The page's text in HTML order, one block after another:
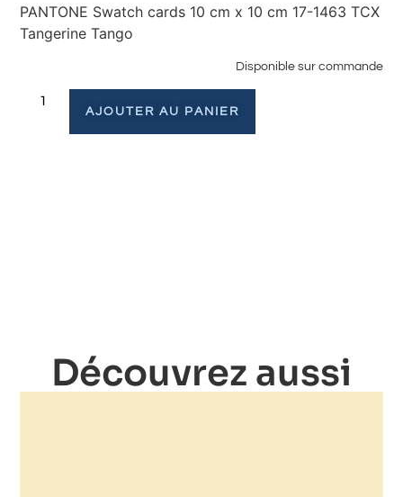
PANTONE Swatch cards 10 cm x 10 cm 17-1463 TCX
Tangerine Tango
Disponible sur commande
AJOUTER AU PANIER
Découvrez aussi